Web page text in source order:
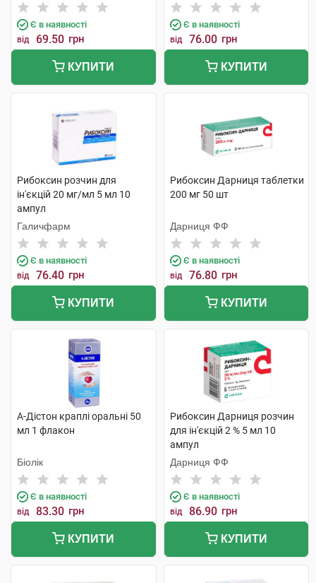
Є в наявності
від 69.50 грн
КУПИТИ
Є в наявності
від 76.00 грн
КУПИТИ
Рибоксин розчин для
ін'єкцій 20 мг/мл 5 мл 10
ампул
Галичфарм
Є в наявності
від 76.40 грн
КУПИТИ
Рибоксин Дарниця таблетки
200 мг 50 шт
Дарниця ФФ
Є в наявності
від 76.80 грн
КУПИТИ
А-Дістон краплі оральні 50
мл 1 флакон
Біолік
Є в наявності
від 83.30 грн
КУПИТИ
Рибоксин Дарниця розчин
для ін'єкцій 2 % 5 мл 10
ампул
Дарниця ФФ
Є в наявності
від 86.90 грн
КУПИТИ